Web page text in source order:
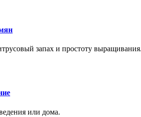
запах и простоту
или дома.